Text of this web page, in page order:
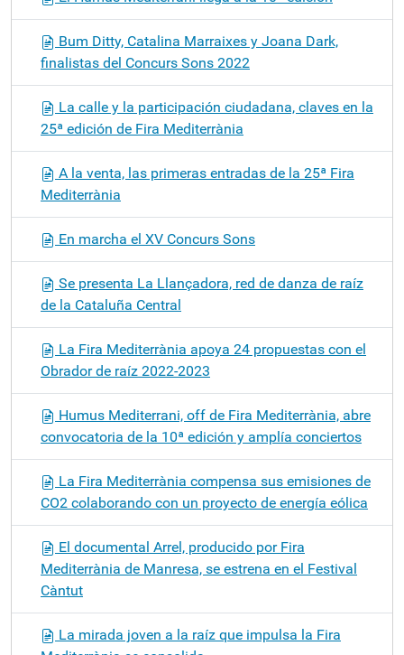
n
Bum Ditty, Catalina Marraixes y Joana Dark,
finalistas del Concurs Sons 2022
La calle y la participación ciudadana, claves en la
25ª edición de Fira Mediterrània
A la venta, las primeras entradas de la 25ª Fira
Mediterrània
En marcha el XV Concurs Sons
Se presenta La Llançadora, red de danza de raíz
de la Cataluña Central
La Fira Mediterrània apoya 24 propuestas con el
Obrador de raíz 2022-2023
Humus Mediterrani, off de Fira Mediterrània, abre
convocatoria de la 10ª edición y amplía conciertos
La Fira Mediterrània compensa sus emisiones de
CO2 colaborando con un proyecto de energía eólica
El documental Arrel, producido por Fira
Mediterrània de Manresa, se estrena en el Festival
Càntut
La mirada joven a la raíz que impulsa la Fira